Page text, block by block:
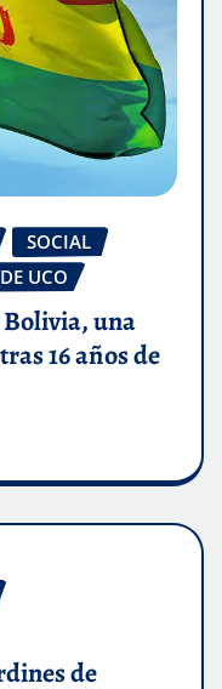
SOCIAL
UCO
Bolivia, una
16 años de
de